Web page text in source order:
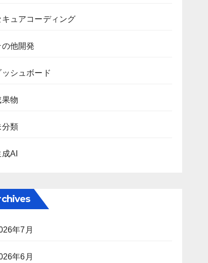
キュアコーディング
の他開発
ッシュボード
果物
分類
AI
年7月
年6月